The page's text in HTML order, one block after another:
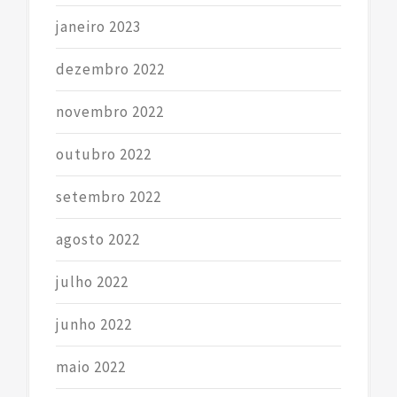
janeiro 2023
dezembro 2022
novembro 2022
outubro 2022
setembro 2022
agosto 2022
julho 2022
junho 2022
maio 2022